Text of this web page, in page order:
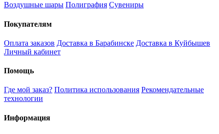
Воздушные шары Полиграфия Сувениры
Покупателям
Оплата заказов Доставка в Барабинске Доставка в Куйбышев
Личный кабинет
Помощь
Где мой заказ? Политика использования Рекомендательные
технологии
Информация